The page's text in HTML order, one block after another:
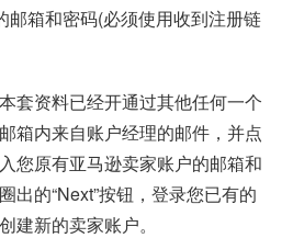
邮箱和密码(必须使用收到注册链
套资料已经开通过其他任何一个
箱内来自账户经理的邮件，并点
您原有亚马逊卖家账户的邮箱和
出的“Next”按钮，登录您已有的
建新的卖家账户。